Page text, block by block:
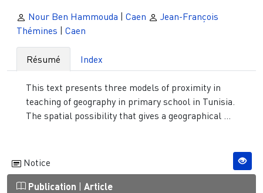
Nour Ben Hammouda | Caen
Jean-François
Thémines | Caen
Résumé Index
This text presents three models of proximity in
teaching of geography in primary school in Tunisia.
The spatial possibility that gives a geographical ...
Notice
Publication | Article